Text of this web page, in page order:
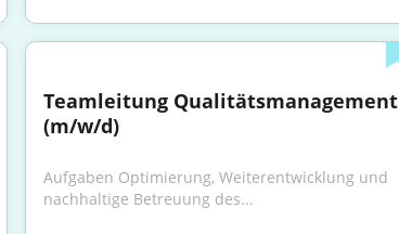
Teamleitung Qualitätsmanagement
(m/w/d)
Aufgaben Optimierung, Weiterentwicklung und
nachhaltige Betreuung des...